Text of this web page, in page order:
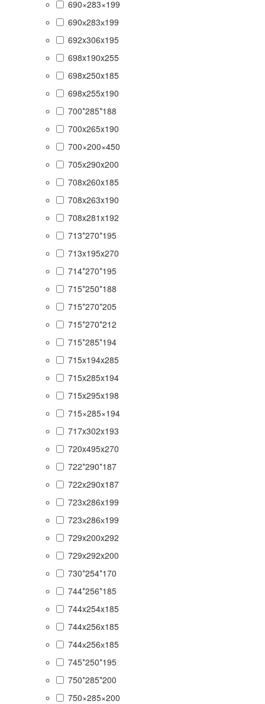
690×283×199
690х283х199
692x306x195
698x190x255
698x250x185
698x255x190
700*285*188
700x265x190
700×200×450
705x290x200
708x260x185
708x263x190
708x281x192
713*270*195
713x195x270
714*270*195
715*250*188
715*270*205
715*270*212
715*285*194
715x194x285
715x285x194
715x295x198
715×285×194
717x302x193
720x495x270
722*290*187
722x290x187
723x286x199
723х286х199
729x200x292
729x292x200
730*254*170
744*256*185
744x254x185
744x256x185
744х256х185
745*250*195
750*285*200
750×285×200